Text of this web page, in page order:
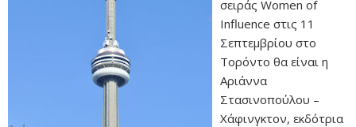
σειράς Women of
Influence στις 11
Σεπτεμβρίου στο
Τορόντο θα είναι η
Αριάννα
Στασινοπούλου –
Χάφινγκτον, εκδότρια